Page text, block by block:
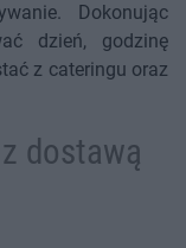
Dokonując
dzień, godzinę
z cateringu oraz
dostawą